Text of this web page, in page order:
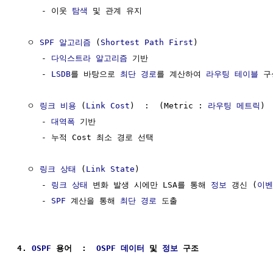
     - 이웃
탐색 및 관계 유지
  ㅇ
SPF 알고리즘 ( Shortest Path First )
     -
다익스트라 알고리즘 기반
     -
LSDB를 바탕으로 최단 경로 를 계산하여 라우팅 테이블 구
  ㅇ
링크 비용 ( Link Cost )  :  (Metric : 라우팅 메트릭 )
     -
대역폭 기반
     - 누적 Cost 최소 경로 선택
  ㅇ
링크 상태 ( Link State )
     -
링크 상태 변화 발생 시에만 LSA를 통해 정보 갱신 ( 이
     -
SPF 계산을 통해 최단 경로 도출
4. OSPF 용어  : OSPF 데이터 및 정보 구조